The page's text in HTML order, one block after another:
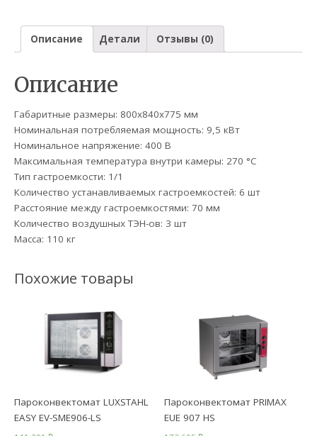
Описание Детали Отзывы (0)
Описание
Габаритные размеры: 800х840х775 мм
Номинальная потребляемая мощность: 9,5 кВт
Номинальное напряжение: 400 В
Максимальная температура внутри камеры: 270 °C
Тип гастроемкости: 1/1
Количество устанавливаемых гастроемкостей: 6 шт
Расстояние между гастроемкостями: 70 мм
Количество воздушных ТЭН-ов: 3 шт
Масса: 110 кг
Похожие товары
Пароконвектомат LUXSTAHL
EASY EV-SME906-LS
Пароконвектомат PRIMAX
EUE 907 HS